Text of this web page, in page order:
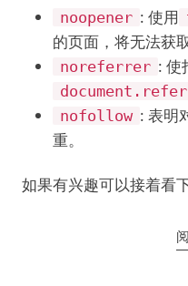
noopener : 使用
的页面，将无法获
noreferrer : 使
nofollow : 表明
重。
如果有兴趣可以接着看